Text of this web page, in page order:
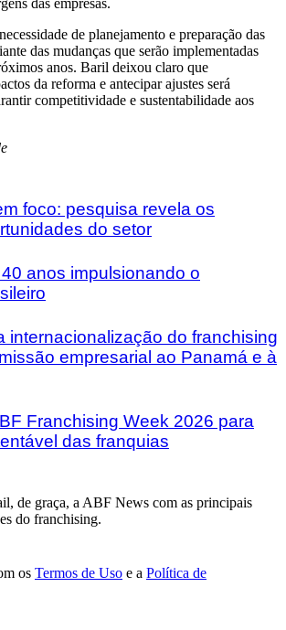
das empresas.
de planejamento e preparação das
das mudanças que serão implementadas
anos. Baril deixou claro que
da reforma e antecipar ajustes será
competitividade e sustentabilidade aos
foco: pesquisa revela os
do setor
anos impulsionando o
internacionalização do franchising
empresarial ao Panamá e à
Franchising Week 2026 para
das franquias
de graça, a ABF News com as principais
do franchising.
os Termos de Uso e a Política de